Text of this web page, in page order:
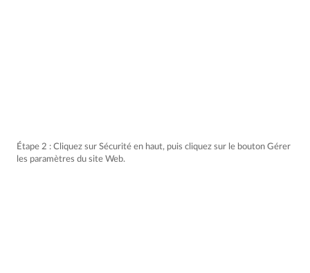
Étape 2 : Cliquez sur Sécurité en haut, puis cliquez sur le bouton Gérer
les paramètres du site Web.